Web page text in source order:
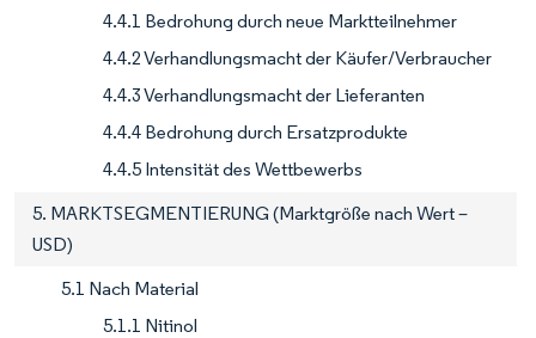
4.4.1 Bedrohung durch neue Marktteilnehmer
4.4.2 Verhandlungsmacht der Käufer/Verbraucher
4.4.3 Verhandlungsmacht der Lieferanten
4.4.4 Bedrohung durch Ersatzprodukte
4.4.5 Intensität des Wettbewerbs
5. MARKTSEGMENTIERUNG (Marktgröße nach Wert –
USD)
5.1 Nach Material
5.1.1 Nitinol